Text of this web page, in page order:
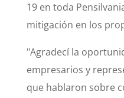
19 en toda
mitigación en los
"Agradecí la
empresarios y
que hablaron sobre